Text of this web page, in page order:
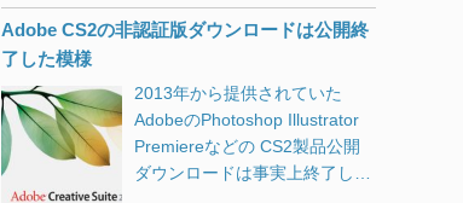
するのですが、拡大表示設定な
どをすると、文字がぼやけてし
はありませんでした。
XGA（1024 x 768）がまだ出た
てのころ、とある会社の社長デ
スクの設定を行った際に、
バ）のFastCGI（キャッシュ）
ました。 <head>～</head>の
間に記述して安定しました。
<head> ・ ・ ・ <script
src=”https://ajax.googleapis.co
Webワーカー間の通信が失敗す
加の問題に対処します。 クロー
ズドキャプションの設定がアッ
プグレード後に保持される問題
を解決します。 オーディオまた
う場合が多い。
Adobe CS2の非認証版ダウンロードは公開終
了した模様
2013年から提供されていた
AdobeのPhotoshop Illustrator
Premiereなどの CS2製品公開
ダウンロードは事実上終了した